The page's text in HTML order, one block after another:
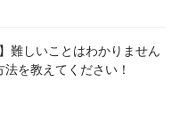
難しいことはわかりません
を教えてください！